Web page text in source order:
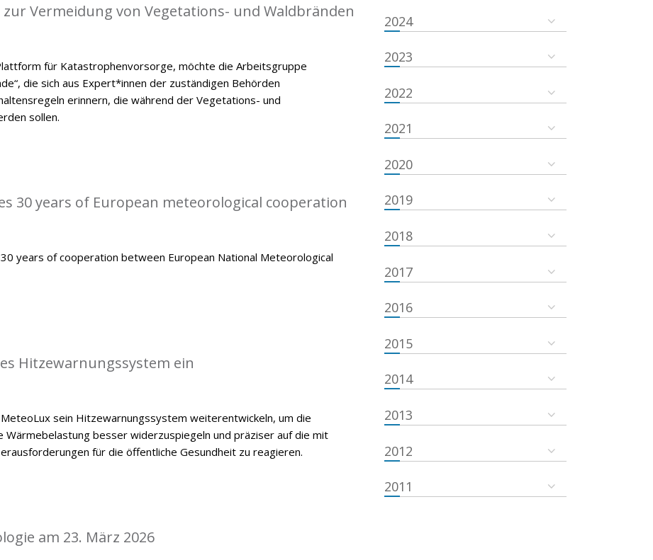
zur Vermeidung von Vegetations- und Waldbränden
für Katastrophenvorsorge, möchte die Arbeitsgruppe
die sich aus Expert*innen der zuständigen Behörden
erinnern, die während der Vegetations- und
sollen.
30 years of European meteorological cooperation
years of cooperation between European National Meteorological
Hitzewarnungssystem ein
sein Hitzewarnungssystem weiterentwickeln, um die
Wärmebelastung besser widerzuspiegeln und präziser auf die mit
für die öffentliche Gesundheit zu reagieren.
am 23. März 2026
2024
2023
2022
2021
2020
2019
2018
2017
2016
2015
2014
2013
2012
2011